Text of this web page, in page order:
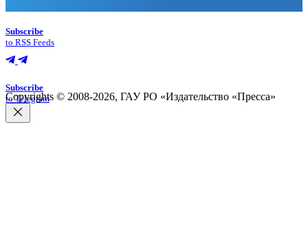
Subscribe
to RSS Feeds
Subscribe
to Telegram
Copyrights © 2008-2026, ГАУ РО «Издательство «Пресса»